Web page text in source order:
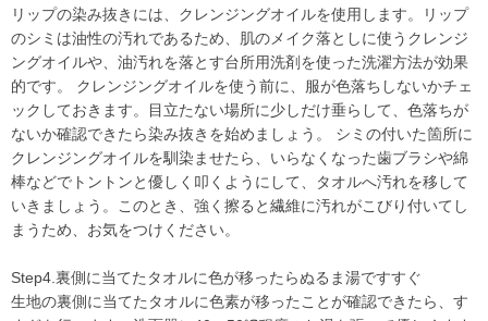
リップの染み抜きには、クレンジングオイルを使用します。リップ
のシミは油性の汚れであるため、肌のメイク落としに使うクレンジ
ングオイルや、油汚れを落とす台所用洗剤を使った洗濯方法が効果
的です。 クレンジングオイルを使う前に、服が色落ちしないかチェ
ックしておきます。目立たない場所に少しだけ垂らして、色落ちが
ないか確認できたら染み抜きを始めましょう。 シミの付いた箇所に
クレンジングオイルを馴染ませたら、いらなくなった歯ブラシや綿
棒などでトントンと優しく叩くようにして、タオルへ汚れを移して
いきましょう。このとき、強く擦ると繊維に汚れがこびり付いてし
まうため、お気をつけください。
Step4.裏側に当てたタオルに色が移ったらぬるま湯ですすぐ
生地の裏側に当てたタオルに色素が移ったことが確認できたら、す